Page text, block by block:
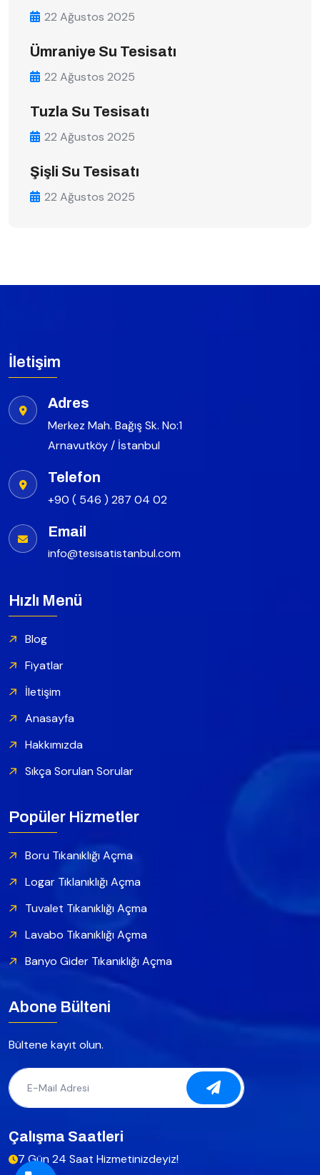
22 Ağustos 2025
Ümraniye Su Tesisatı
22 Ağustos 2025
Tuzla Su Tesisatı
22 Ağustos 2025
Şişli Su Tesisatı
22 Ağustos 2025
İletişim
Adres
Merkez Mah. Bağış Sk. No:1
Arnavutköy / İstanbul
Telefon
+90 ( 546 ) 287 04 02
Email
info@tesisatistanbul.com
Hızlı Menü
Blog
Fiyatlar
İletişim
Anasayfa
Hakkımızda
Sıkça Sorulan Sorular
Popüler Hizmetler
Boru Tıkanıklığı Açma
Logar Tıklanıklığı Açma
Tuvalet Tıkanıklığı Açma
Lavabo Tıkanıklığı Açma
Banyo Gider Tıkanıklığı Açma
Abone Bülteni
Bültene kayıt olun.
Çalışma Saatleri
7 Gün 24 Saat Hizmetinizdeyiz!